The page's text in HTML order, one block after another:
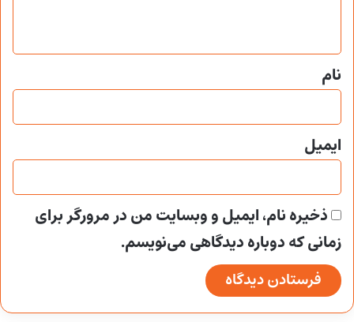
*
نام
ایمیل
ذخیره نام، ایمیل و وبسایت من در مرورگر برای
زمانی که دوباره دیدگاهی می‌نویسم.